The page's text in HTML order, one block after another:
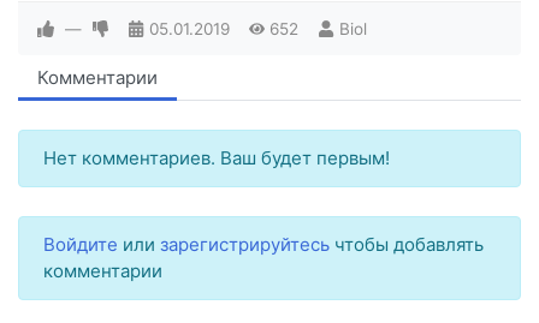
— 05.01.2019 652 Biol
Комментарии
Нет комментариев. Ваш будет первым!
Войдите или зарегистрируйтесь чтобы добавлять
комментарии